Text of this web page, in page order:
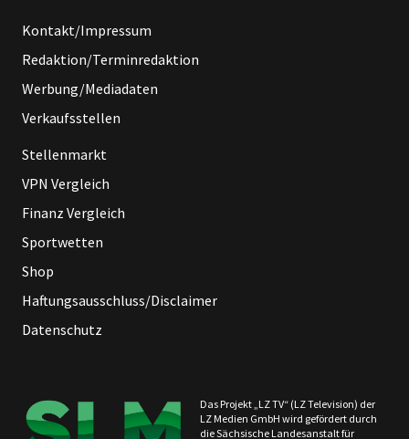
Kontakt/Impressum
Redaktion/Terminredaktion
Werbung/Mediadaten
Verkaufsstellen
Stellenmarkt
VPN Vergleich
Finanz Vergleich
Sportwetten
Shop
Haftungsausschluss/Disclaimer
Datenschutz
Das Projekt „LZ TV“ (LZ Television) der
LZ Medien GmbH wird gefördert durch
die Sächsische Landesanstalt für